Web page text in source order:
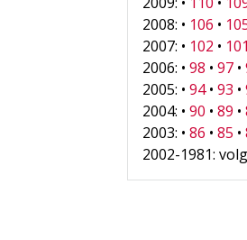
2008: • 106 •
2007: • 102 • 101
2006: •98 •97 •
2005: •94•93 •
2004: •90 •89 •
2003: •86 •85 •
2002-1981: